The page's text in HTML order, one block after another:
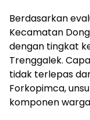
Berdasarkan
Kecamatan
dengan tingkat
Trenggalek.
tidak terlepas
Forkopimca,
komponen